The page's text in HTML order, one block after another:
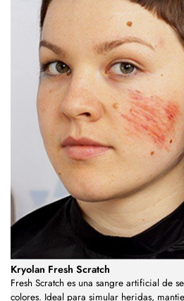
Kryolan Fresh Scratch
Fresh Scratch es una sangre artificial de
colores. Ideal para simular heridas,